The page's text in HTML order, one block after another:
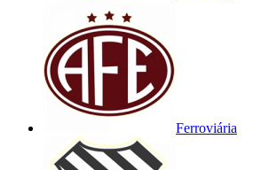
Ferroviária